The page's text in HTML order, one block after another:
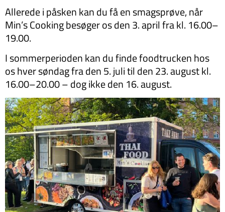
Allerede i påsken kan du få en smagsprøve, når
Min’s Cooking besøger os den 3. april fra kl. 16.00–
19.00.
I sommerperioden kan du finde foodtrucken hos
os hver søndag fra den 5. juli til den 23. august kl.
16.00–20.00 – dog ikke den 16. august.